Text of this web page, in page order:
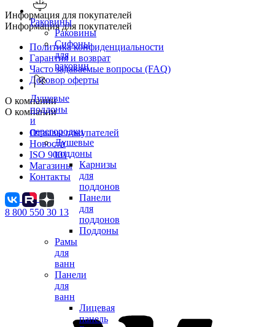
Раковины
Раковины
Сифоны
для
раковин
Душевые
поддоны
и
перегородки
Душевые
поддоны
Карнизы
для
поддонов
Панели
для
поддонов
Поддоны
Рамы
для
ванн
Панели
для
ванн
Лицевая
панель
Информация для покупателей
Информация для покупателей
Политика конфиденциальности
Гарантия и возврат
Часто задаваемые вопросы (FAQ)
Договор оферты
О компании
О компании
Отзывы покупателей
Новости
ISO 9001
Магазины
Контакты
8 800 550 30 13